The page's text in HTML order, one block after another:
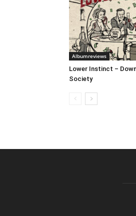
Albumreviews
Lower Instinct –
Society